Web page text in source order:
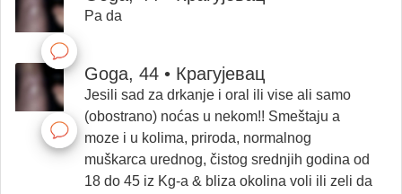
Pa da
Goga, 44 • Крагујевац
Jesili sad za drkanje i oral ili vise ali samo
(obostrano) noćas u nekom!! Smeštaju a
moze i u kolima, priroda, normalnog
muškarca urednog, čistog srednjih godina od
18 do 45 iz Kg-a & bliza okolina voli ili zeli da